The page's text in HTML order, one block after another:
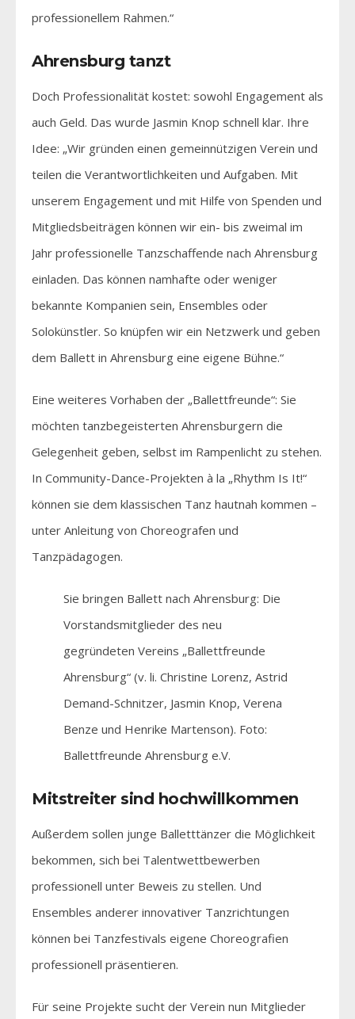
professionellem Rahmen.“
Ahrensburg tanzt
Doch Professionalität kostet: sowohl Engagement als
auch Geld. Das wurde Jasmin Knop schnell klar. Ihre
Idee: „Wir gründen einen gemeinnützigen Verein und
teilen die Verantwortlichkeiten und Aufgaben. Mit
unserem Engagement und mit Hilfe von Spenden und
Mitgliedsbeiträgen können wir ein- bis zweimal im
Jahr professionelle Tanzschaffende nach Ahrensburg
einladen. Das können namhafte oder weniger
bekannte Kompanien sein, Ensembles oder
Solokünstler. So knüpfen wir ein Netzwerk und geben
dem Ballett in Ahrensburg eine eigene Bühne.“
Eine weiteres Vorhaben der „Ballettfreunde“: Sie
möchten tanzbegeisterten Ahrensburgern die
Gelegenheit geben, selbst im Rampenlicht zu stehen.
In Community-Dance-Projekten à la „Rhythm Is It!“
können sie dem klassischen Tanz hautnah kommen –
unter Anleitung von Choreografen und
Tanzpädagogen.
Sie bringen Ballett nach Ahrensburg: Die
Vorstandsmitglieder des neu
gegründeten Vereins „Ballettfreunde
Ahrensburg“ (v. li. Christine Lorenz, Astrid
Demand-Schnitzer, Jasmin Knop, Verena
Benze und Henrike Martenson). Foto:
Ballettfreunde Ahrensburg e.V.
Mitstreiter sind hochwillkommen
Außerdem sollen junge Balletttänzer die Möglichkeit
bekommen, sich bei Talentwettbewerben
professionell unter Beweis zu stellen. Und
Ensembles anderer innovativer Tanzrichtungen
können bei Tanzfestivals eigene Choreografien
professionell präsentieren.
Für seine Projekte sucht der Verein nun Mitglieder